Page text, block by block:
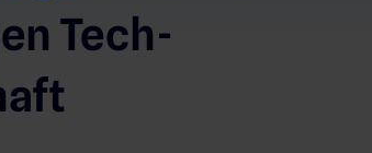
Tech-